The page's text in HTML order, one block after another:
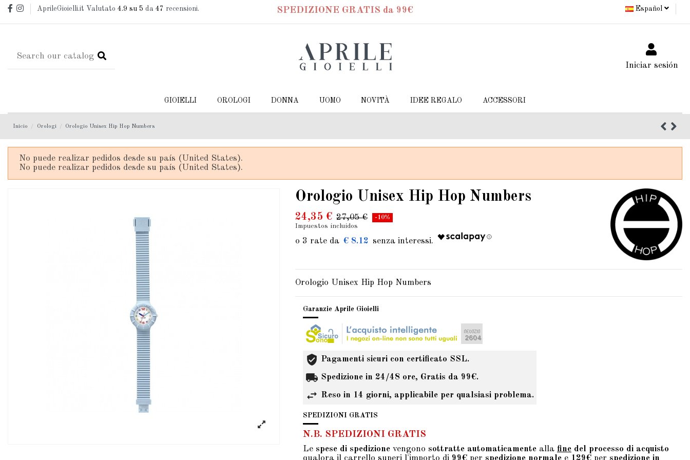
AprileGioielli.it Valutato4.9 su 5 da47 recensioni. SPEDIZIONE GRATIS da 99€ Español
Iniciar sesión
GIOIELLI OROLOGI DONNA UOMO NOVITÀ IDEE REGALO ACCESSORI
Inicio Orologi Orologio Unisex Hip Hop Numbers
No puede realizar pedidos desde su país (United States).
No puede realizar pedidos desde su país (United States).
Orologio Unisex Hip Hop Numbers
24,35 € 27,05 €
-10%
Impuestos incluidos
€ 8.12
Orologio Unisex Hip Hop Numbers
Garanzie Aprile Gioielli
Pagamenti sicuri con certificato SSL.
Spedizione in 24/48 ore, Gratis da 99€.
Reso in 14 giorni, applicabile per qualsiasi problema.
SPEDIZIONI GRATIS
N.B. SPEDIZIONI GRATIS
Le spese di spedizione vengono sottratte automaticamente alla fine del processo di acquisto
qualora il carrello superi l'importo di 99€ per spedizione normale e 129€ per spedizione in